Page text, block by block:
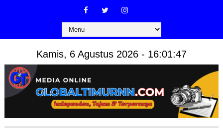
Kamis, 6 Agustus 2026 - 16:01:48